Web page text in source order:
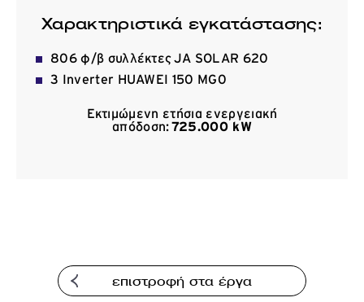
Επικοινωνία
Χαρακτηριστικά εγκατάστασης:
​806 φ/β συλλέκτες JA SOLAR 620
3 Inverter HUAWEI 150 MG0
Εκτιμώμενη ετήσια ενεργειακή
απόδοση:725.000 kW
επιστροφή στα έργα